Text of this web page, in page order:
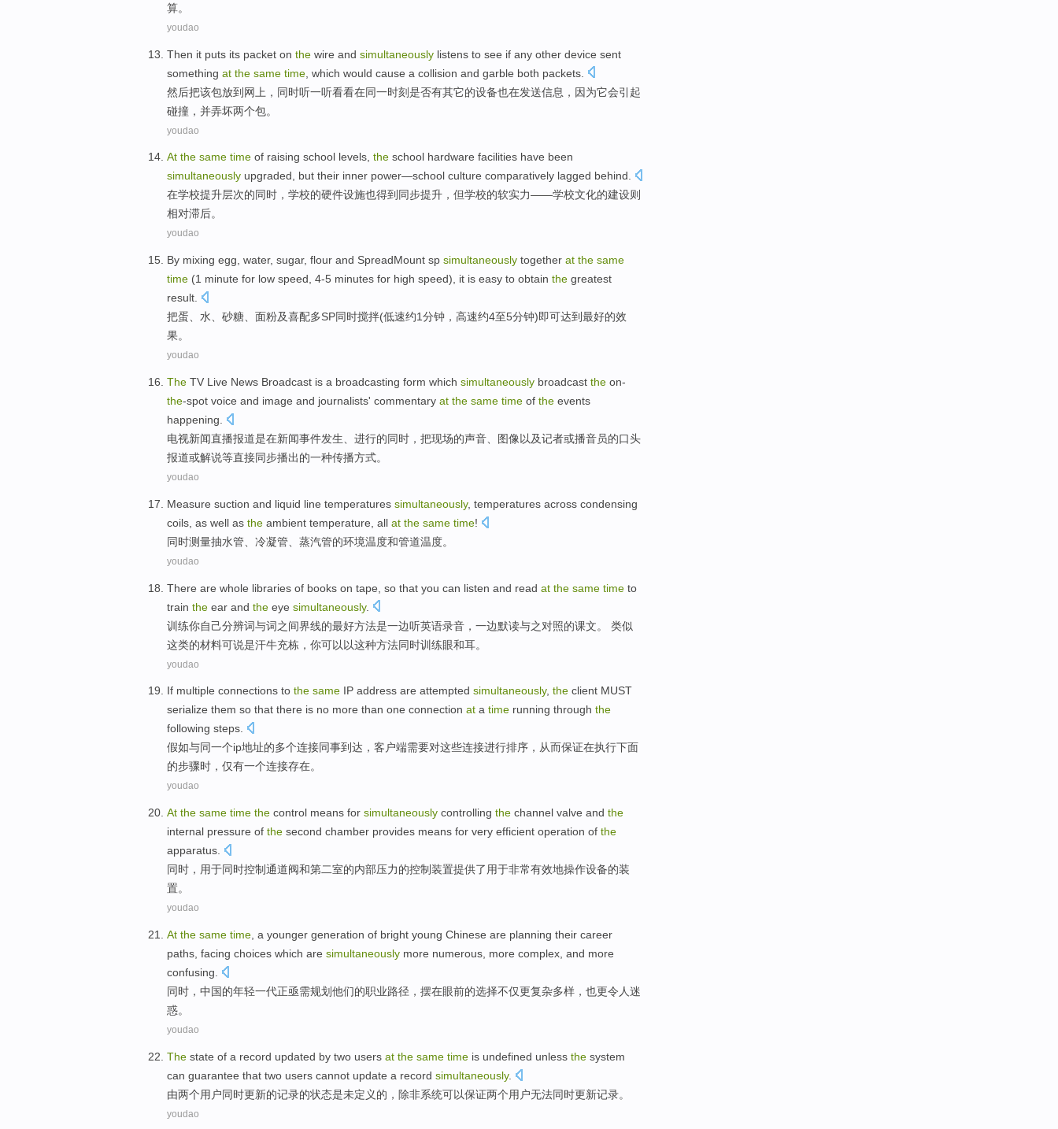
算。
youdao
Then it puts its packet on the wire and simultaneously listens to see if any other device sent
something at the same time which would cause a collision and garble both packets
然后把该包放到网上， 同时听一听看看在同一时刻是否有其它的设备也在发送信息， 因为它会引起
碰撞 ， 并弄坏两个包。
youdao
At the same time of raising school levels, the school hardware facilities have been
simultaneously upgraded, but their inner power—school culture comparatively lagged behind.
在学校提升层次的同时 ，学校的硬件设施也得到 同步提升 ， 但学校的软实力——学校文化的建设则
相对滞后。
youdao
By mixing egg water, sugar, flour and SpreadMount sp simultaneously together at the same
time (1 minute for low speed, 4-5 minutes for high speed), it is easy to obtain the greatest
result
把蛋 水 砂糖 面粉及喜配多SP同时搅拌(低速约1分钟 ， 高速约4至5分钟)即可达到最好的效
果。
youdao
The TV Live News Broadcast is a broadcasting form which simultaneously broadcast the on-
the-spot voice and image and journalists' commentary at the same time of the events
happening
电视新闻直播报道是在新闻事件发生、 进行的同时 ， 把现场的声音 图像以及记者或播音员的口头
报道或解说等直接同步播出的一种传播方式。
youdao
Measure suction and liquid line temperatures simultaneously, temperatures across condensing
coils, as well as the ambient temperature , all at the same time!
同时测量抽水管、 冷凝管、蒸汽管的环境温度和管道温度。
youdao
There are whole libraries of books on tape , so that you can listen and read at the same time to
train the ear and the eye simultaneously.
训练你自己分辨词与词之间界线的最好方法是一边听英语录音 ，一边默读与之对照的课文。 类似
这类的材料可说是汗牛充栋，你可以以这种方法同时训练眼和耳。
youdao
If multiple connections to the same IP address are attempted simultaneously, the client MUST
serialize them so that there is no more than one connection at a time running through the
following steps.
假如与同一个ip地址的多个连接同事到达， 客户端需要对这些连接进行排序 ， 从而保证在执行下面
的步骤时 ，仅有一个连接存在。
youdao
At the same time the control means for simultaneously controlling the channel valve and the
internal pressure of the second chamber provides means for very efficient operation of the
apparatus
同时 ， 用于同时控制通道阀和第二室的内部压力的控制装置提供了 用于非常有效地操作设备的装
置。
youdao
At the same time a younger generation of bright young Chinese are planning their career
paths facing choices which are simultaneously more numerous, more complex, and more
confusing.
同时 ， 中国的年轻一代正亟需规划他们的职业路径 ， 摆在眼前的选择不仅更复杂多样 ，也更令人迷
惑。
youdao
The state of a record updated by two users at the same time is undefined unless the system
can guarantee that two users cannot update a record simultaneously.
由两个用户同时更新的记录的状态是未定义的， 除非系统可以保证两个用户无法同时更新记录。
youdao